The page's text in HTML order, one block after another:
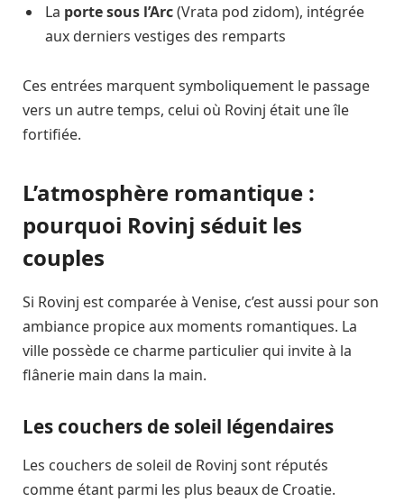
La porte sous l’Arc(Vrata pod zidom), intégrée
aux derniers vestiges des remparts
Ces entrées marquent symboliquement le passage
vers un autre temps, celui où Rovinj était une île
fortifiée.
L’atmosphère romantique :
pourquoi Rovinj séduit les
couples
Si Rovinj est comparée à Venise, c’est aussi pour son
ambiance propice aux moments romantiques. La
ville possède ce charme particulier qui invite à la
flânerie main dans la main.
Les couchers de soleil légendaires
Les couchers de soleil de Rovinj sont réputés
comme étant parmi les plus beaux de Croatie.